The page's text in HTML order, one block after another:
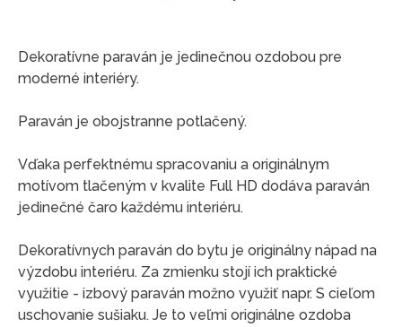
Dekoratívne paraván je jedinečnou ozdobou pre
moderné interiéry.
Paraván je obojstranne potlačený.
Vďaka perfektnému spracovaniu a originálnym
motívom tlačeným v kvalite Full HD dodáva paraván
jedinečné čaro každému interiéru.
Dekoratívnych paraván do bytu je originálny nápad na
výzdobu interiéru. Za zmienku stojí ich praktické
využitie - izbový paraván možno využiť napr. S cieľom
uschovanie sušiaku. Je to veľmi originálne ozdoba